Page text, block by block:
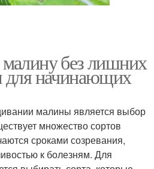
без лишних
для начинающих
малины является выбор
множество сортов
сроками созревания,
к болезням. Для